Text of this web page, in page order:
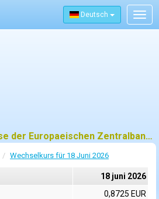
Deutsch
Referenzwechselkurse der Europaeischen Zentralbank (EZB) fuer 18 juni 2026
Wechselkurs für 18 Juni 2026
18 juni 2026
0,8725 EUR